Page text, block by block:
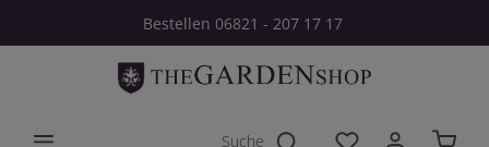
Zum Hauptinhalt springenBestellen 06821 - 207 17 17
Du hast 0